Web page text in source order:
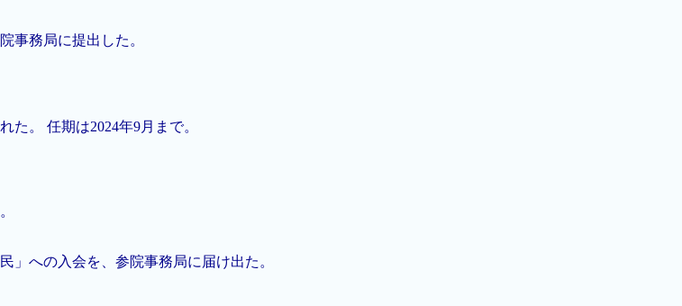
事務局に提出した。
。 任期は2024年9月まで。
」への入会を、参院事務局に届け出た。